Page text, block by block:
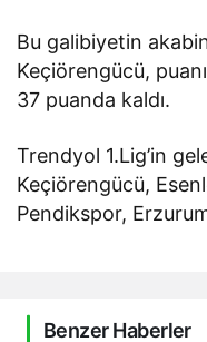
Bu galibiyetin
Keçiörengücü,
37 puanda kaldı.
Trendyol 1.Lig’in
Keçiörengücü,
Pendikspor,
Benzer Haberler